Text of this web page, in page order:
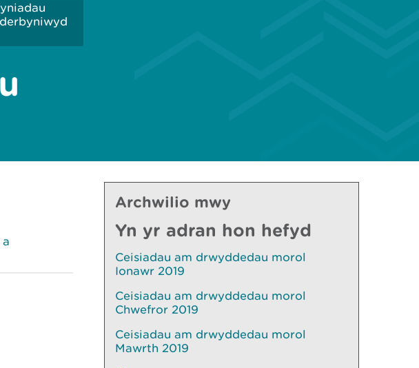
Archwilio mwy
Yn yr adran hon hefyd
Ceisiadau am drwyddedau morol
Ionawr 2019
Ceisiadau am drwyddedau morol
Chwefror 2019
Ceisiadau am drwyddedau morol
Mawrth 2019